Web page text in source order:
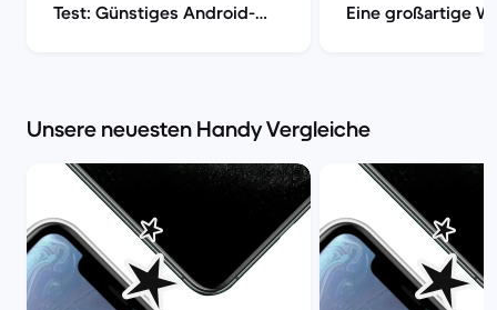
Test: Günstiges Android-
Eine großartige
Unsere neuesten Handy Vergleiche